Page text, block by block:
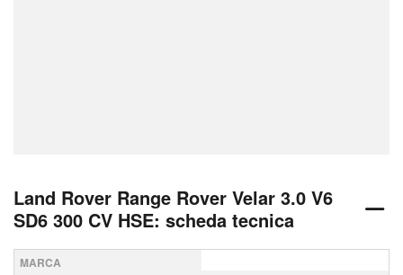
Land Rover Range Rover Velar 3.0 V6
SD6 300 CV HSE: scheda tecnica
MARCA